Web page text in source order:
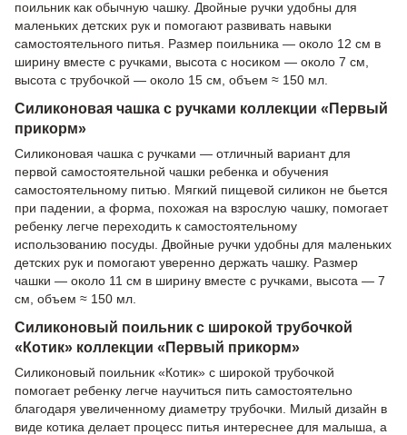
поильник как обычную чашку. Двойные ручки удобны для
маленьких детских рук и помогают развивать навыки
самостоятельного питья. Размер поильника — около 12 см в
ширину вместе с ручками, высота с носиком — около 7 см,
высота с трубочкой — около 15 см, объем ≈ 150 мл.
Силиконовая чашка с ручками коллекции «Первый
прикорм»
Силиконовая чашка с ручками — отличный вариант для
первой самостоятельной чашки ребенка и обучения
самостоятельному питью. Мягкий пищевой силикон не бьется
при падении, а форма, похожая на взрослую чашку, помогает
ребенку легче переходить к самостоятельному
использованию посуды. Двойные ручки удобны для маленьких
детских рук и помогают уверенно держать чашку. Размер
чашки — около 11 см в ширину вместе с ручками, высота — 7
см, объем ≈ 150 мл.
Силиконовый поильник с широкой трубочкой
«Котик» коллекции «Первый прикорм»
Силиконовый поильник «Котик» с широкой трубочкой
помогает ребенку легче научиться пить самостоятельно
благодаря увеличенному диаметру трубочки. Милый дизайн в
виде котика делает процесс питья интереснее для малыша, а